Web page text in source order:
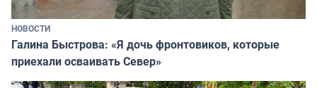
НОВОСТИ
Галина Быстрова: «Я дочь фронтовиков, которые
приехали осваивать Север»